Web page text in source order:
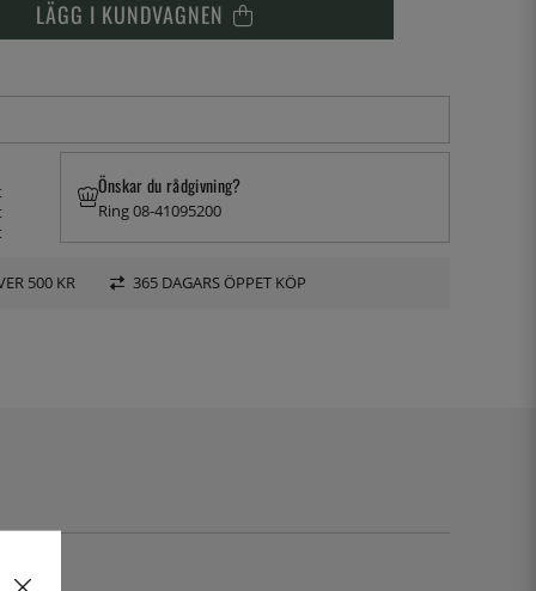
LÄGG I KUNDVAGNEN
Önskar du rådgivning?
Ring 08-41095200
500 KR 365 DAGARS ÖPPET KÖP